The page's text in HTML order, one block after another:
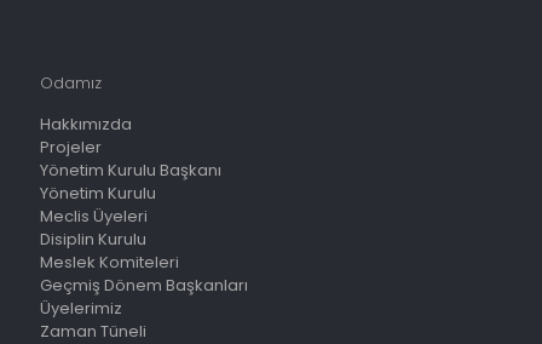
Odamız
Hakkımızda
Projeler
Yönetim Kurulu Başkanı
Yönetim Kurulu
Meclis Üyeleri
Disiplin Kurulu
Meslek Komiteleri
Geçmiş Dönem Başkanları
Üyelerimiz
Zaman Tüneli